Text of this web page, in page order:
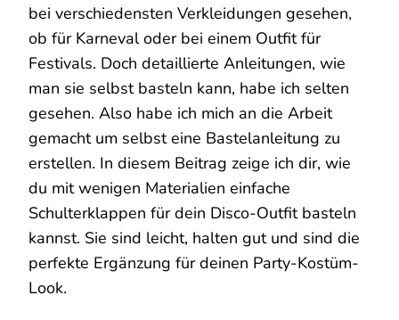
bei verschiedensten Verkleidungen gesehen,
ob für Karneval oder bei einem Outfit für
Festivals. Doch detaillierte Anleitungen, wie
man sie selbst basteln kann, habe ich selten
gesehen. Also habe ich mich an die Arbeit
gemacht um selbst eine Bastelanleitung zu
erstellen. In diesem Beitrag zeige ich dir, wie
du mit wenigen Materialien einfache
Schulterklappen für dein Disco-Outfit basteln
kannst. Sie sind leicht, halten gut und sind die
perfekte Ergänzung für deinen Party-Kostüm-
Look.